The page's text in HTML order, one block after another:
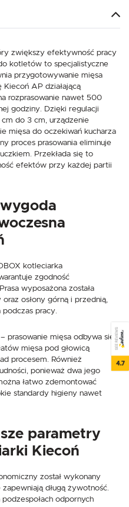
zwiększy efektywność pracy
kotletów to specjalistyczne
przygotowywanie mięsa
AP działającą
rozprasowanie nawet 500
godziny. Dzięki regulacji
do 3 cm, urządzenie
mięsa do oczekiwań kucharza
proces prasowania eliminuje
Przekłada się to
efektów przy każdej partii
kotleciarka
zgodność
wyposażona została
osłony górną i przednią,
pracy.
prasowanie mięsa odbywa się
mięsa pod głowicą
procesem. Również
ponieważ dwa jego
łatwo zdemontować
standardy higieny nawet
parametry
Kiecoń
został wykonany
długą żywotność.
odpornych
SEE REVIEWS
4.7